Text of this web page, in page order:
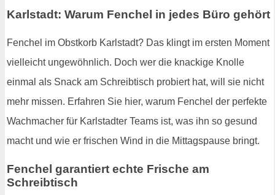
Karlstadt: Warum Fenchel in jedes Büro gehört
Fenchel im Obstkorb Karlstadt? Das klingt im ersten Moment
vielleicht ungewöhnlich. Doch wer die knackige Knolle
einmal als Snack am Schreibtisch probiert hat, will sie nicht
mehr missen. Erfahren Sie hier, warum Fenchel der perfekte
Wachmacher für Karlstadter Teams ist, was ihn so gesund
macht und wie er frischen Wind in die Mittagspause bringt.
Fenchel garantiert echte Frische am
Schreibtisch